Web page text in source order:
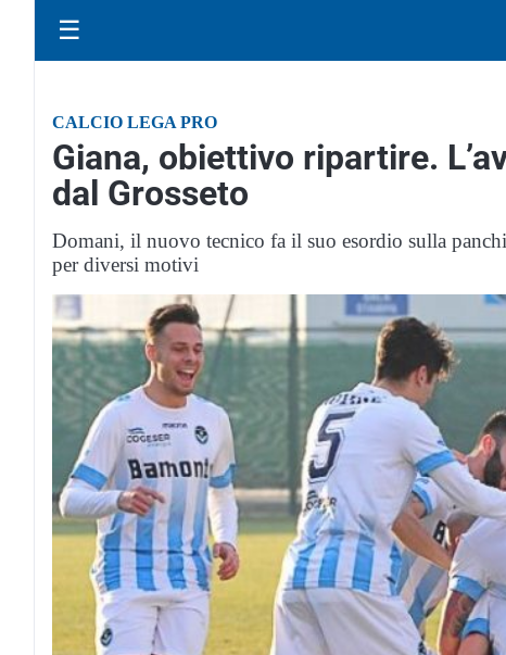
☰
CALCIO LEGA PRO
Giana, obiettivo ripartire.
dal Grosseto
Domani, il nuovo tecnico fa il suo esordio sulla
per diversi motivi